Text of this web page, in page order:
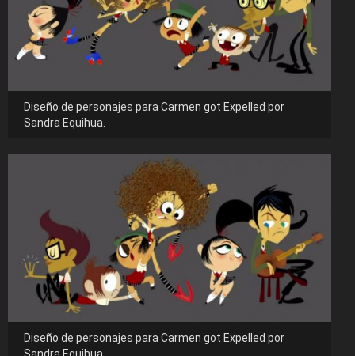
Diseño de personajes para Carmen got Expelled por
Sandra Equihua.
Diseño de personajes para Carmen got Expelled por